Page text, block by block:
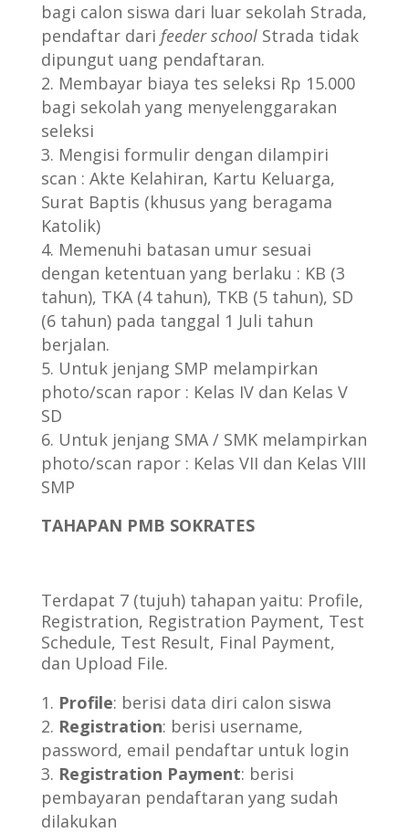
bagi calon siswa dari luar sekolah Strada,
pendaftar dari feeder school Strada tidak
dipungut uang pendaftaran.
Membayar biaya tes seleksi Rp 15.000
bagi sekolah yang menyelenggarakan
seleksi
Mengisi formulir dengan dilampiri
scan : Akte Kelahiran, Kartu Keluarga,
Surat Baptis (khusus yang beragama
Katolik)
Memenuhi batasan umur sesuai
dengan ketentuan yang berlaku : KB (3
tahun), TKA (4 tahun), TKB (5 tahun), SD
(6 tahun) pada tanggal 1 Juli tahun
berjalan.
Untuk jenjang SMP melampirkan
photo/scan rapor : Kelas IV dan Kelas V
SD
Untuk jenjang SMA / SMK melampirkan
photo/scan rapor : Kelas VII dan Kelas VIII
SMP
TAHAPAN PMB SOKRATES
Terdapat 7 (tujuh) tahapan yaitu: Profile,
Registration, Registration Payment, Test
Schedule, Test Result, Final Payment,
dan Upload File.
Profile: berisi data diri calon siswa
Registration: berisi username,
password, email pendaftar untuk login
Registration Payment: berisi
pembayaran pendaftaran yang sudah
dilakukan